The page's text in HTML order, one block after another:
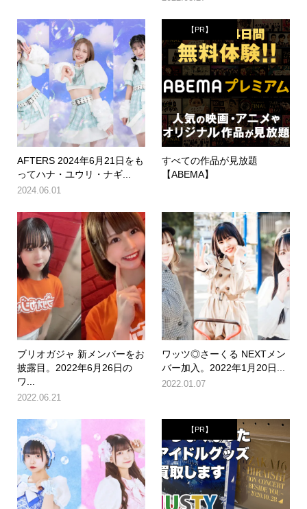
AFTERS 2024年6月21日をも
ってハナ・ユウリ・ナギ...
2024.06.01
【PR】
すべての作品が見放題
【ABEMA】
ブリオガジャ 新メンバーをお
披露目。2022年6月26日の
ワ...
2022.06.21
ワッツ◎さーくる NEXTメン
バー加入。2022年1月20日...
2022.01.07
【PR】